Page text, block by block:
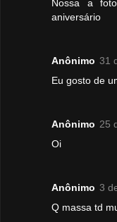
Nossa a
aniversário
Anônimo 31
Eu gosto de
Anônimo 25
Oi
Anônimo 3
Q massa td